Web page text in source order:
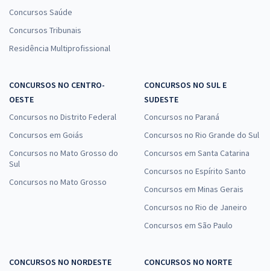
Concursos Saúde
Concursos Tribunais
Residência Multiprofissional
CONCURSOS NO CENTRO-
OESTE
Concursos no Distrito Federal
Concursos em Goiás
Concursos no Mato Grosso do
Sul
Concursos no Mato Grosso
CONCURSOS NO SUL E
SUDESTE
Concursos no Paraná
Concursos no Rio Grande do Sul
Concursos em Santa Catarina
Concursos no Espírito Santo
Concursos em Minas Gerais
Concursos no Rio de Janeiro
Concursos em São Paulo
CONCURSOS NO NORDESTE
CONCURSOS NO NORTE